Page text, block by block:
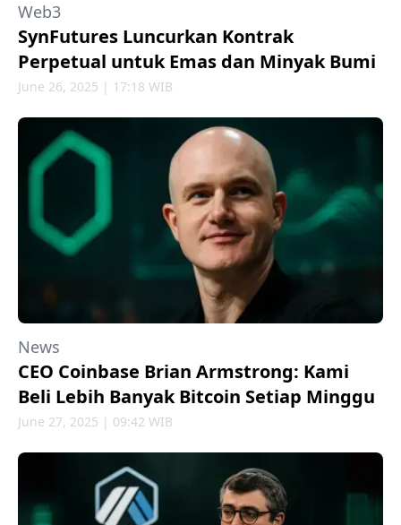
Web3
SynFutures Luncurkan Kontrak
Perpetual untuk Emas dan Minyak Bumi
June 26, 2025 | 17:18 WIB
News
CEO Coinbase Brian Armstrong: Kami
Beli Lebih Banyak Bitcoin Setiap Minggu
June 27, 2025 | 09:42 WIB